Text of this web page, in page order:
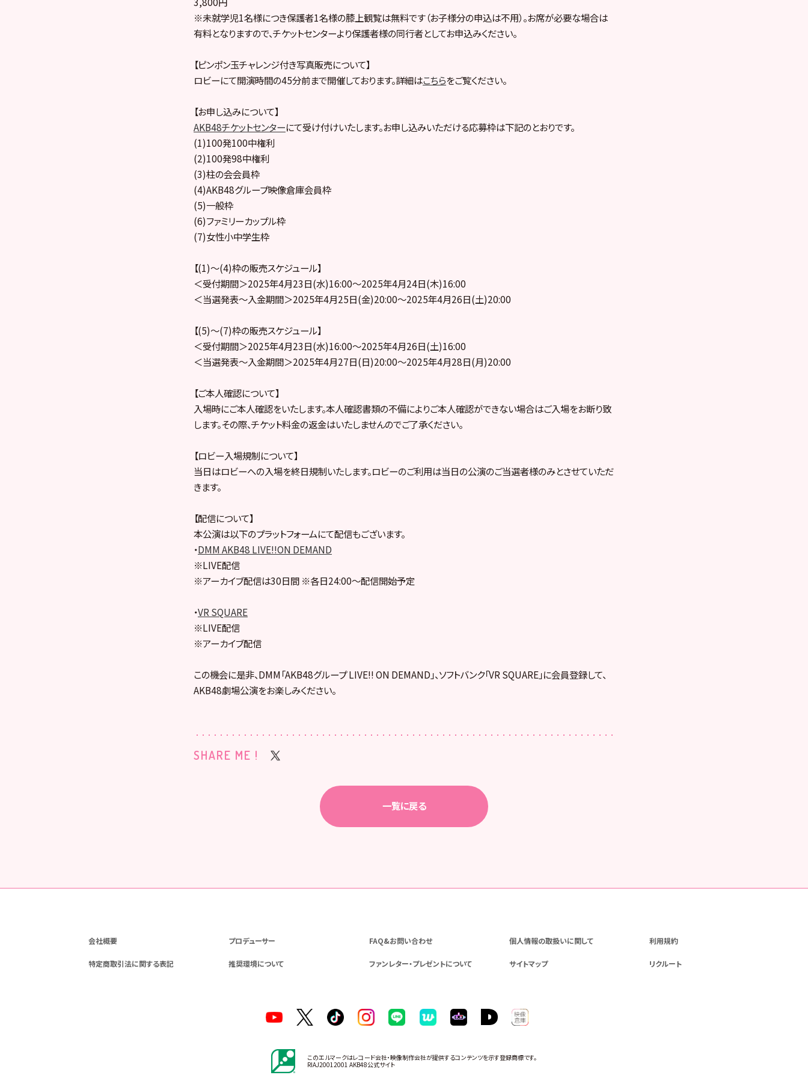
※未就学児1名様につき保護者1名様の膝上観覧は無料です（お子様分の申込は不用）。お席が必要な場合は
有料となりますので、チケットセンターより保護者様の同行者としてお申込みください。
【ピンポン玉チャレンジ付き写真販売について】
ロビーにて開演時間の45分前まで開催しております。詳細はこちらをご覧ください。
【お申し込みについて】
AKB48チケットセンターにて受け付けいたします。お申し込みいただける応募枠は下記のとおりです。
(1)100発100中権利
(2)100発98中権利
(3)柱の会会員枠
(4)AKB48グループ映像倉庫会員枠
(5)一般枠
(6)ファミリーカップル枠
(7)女性小中学生枠
【(1)～(4)枠の販売スケジュール】
＜受付期間＞2025年4月23日(水)16:00～2025年4月24日(木)16:00
＜当選発表～入金期間＞2025年4月25日(金)20:00～2025年4月26日(土)20:00
【(5)〜(7)枠の販売スケジュール】
＜受付期間＞2025年4月23日(水)16:00～2025年4月26日(土)16:00
＜当選発表～入金期間＞2025年4月27日(日)20:00～2025年4月28日(月)20:00
【ご本人確認について】
入場時にご本人確認をいたします。本人確認書類の不備によりご本人確認ができない場合はご入場をお断り致
します。その際、チケット料金の返金はいたしませんのでご了承ください。
【ロビー入場規制について】
当日はロビーへの入場を終日規制いたします。ロビーのご利用は当日の公演のご当選者様のみとさせていただ
きます。
【配信について】
本公演は以下のプラットフォームにて配信もございます。
・DMM AKB48 LIVE!!ON DEMAND
※LIVE配信
※アーカイブ配信は30日間 ※各日24:00～配信開始予定
・VR SQUARE
※LIVE配信
※アーカイブ配信
この機会に是非、DMM「AKB48グループ LIVE!! ON DEMAND」、ソフトバンク「VR SQUARE」に会員登録して、
AKB48劇場公演をお楽しみください。
SHARE ME !
一覧に戻る
会社概要 プロデューサー FAQ&お問い合わせ 個人情報の取扱いに関して 利用規約
特定商取引法に関する表記 推奨環境について ファンレター・プレゼントについて サイトマップ リクルート
このエルマークはレコード会社・映像制作会社が提供するコンテンツを示す登録商標です。
RIAJ20012001 AKB48公式サイト